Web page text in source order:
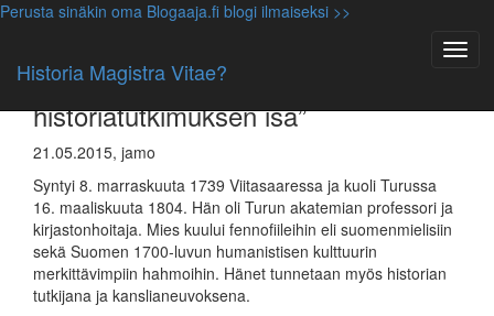
Perusta sinäkin oma Blogaaja.fi blogi ilmaiseksi >>
Historia Magistra Vitae?
Suomen historia ennen vuotta 1809 (HiS5)
Henrik Gabriel Porthan (1739-1804)
– ”Suomen lähdekriittisen
historiatutkimuksen isä”
21.05.2015, jamo
Syntyi 8. marraskuuta 1739 Viitasaaressa ja kuoli Turussa
16. maaliskuuta 1804. Hän oli Turun akatemian professori ja
kirjastonhoitaja. Mies kuului fennofiileihin eli suomenmielisiin
sekä Suomen 1700-luvun humanistisen kulttuurin
merkittävimpiin hahmoihin. Hänet tunnetaan myös historian
tutkijana ja kanslianeuvoksena.